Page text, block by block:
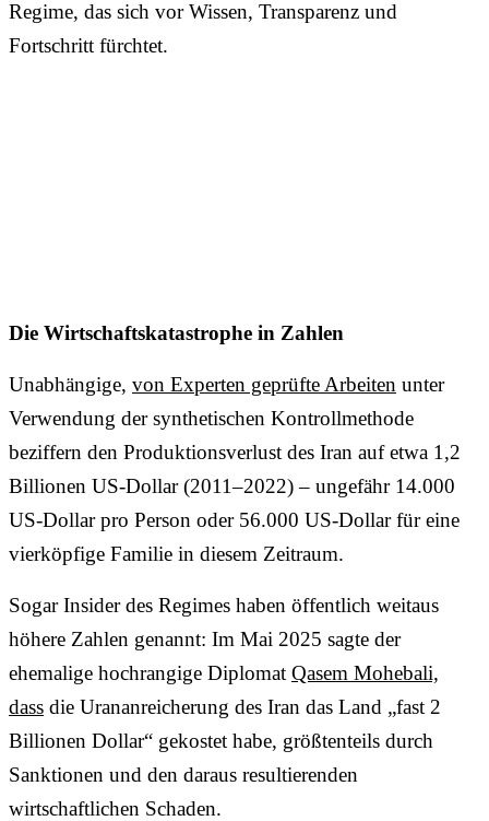
Regime, das sich vor Wissen, Transparenz und
Fortschritt fürchtet.
Die Wirtschaftskatastrophe in Zahlen
Unabhängige, von Experten geprüfte Arbeiten unter
Verwendung der synthetischen Kontrollmethode
beziffern den Produktionsverlust des Iran auf etwa 1,2
Billionen US-Dollar (2011–2022) – ungefähr 14.000
US-Dollar pro Person oder 56.000 US-Dollar für eine
vierköpfige Familie in diesem Zeitraum.
Sogar Insider des Regimes haben öffentlich weitaus
höhere Zahlen genannt: Im Mai 2025 sagte der
ehemalige hochrangige Diplomat Qasem Mohebali,
dass die Urananreicherung des Iran das Land „fast 2
Billionen Dollar“ gekostet habe, größtenteils durch
Sanktionen und den daraus resultierenden
wirtschaftlichen Schaden.